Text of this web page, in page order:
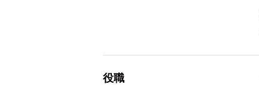
役職